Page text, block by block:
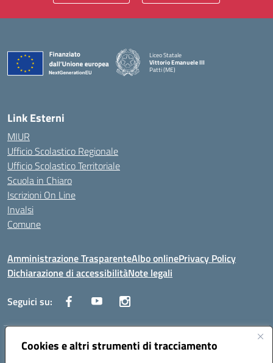
Cookies e altri strumenti di tracciamento
Liceo Statale
Vittorio Emanuele III
Patti (ME)
Link Esterni
MIUR
Ufficio Scolastico Regionale
Ufficio Scolastico Territoriale
Scuola in Chiaro
Iscrizioni On Line
Invalsi
Comune
Amministrazione TrasparenteAlbo onlinePrivacy Policy
Dichiarazione di accessibilitàNote legali
Seguici su:
Indirizzo:Via Trieste, 43 – 98066 Patti (ME)